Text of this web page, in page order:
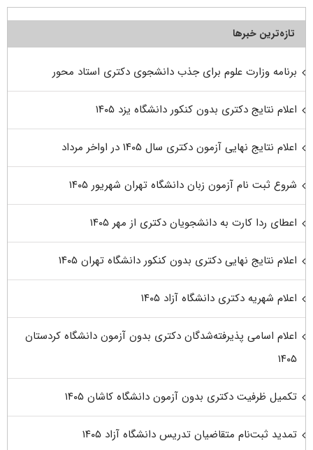
تازه‌ترین خبرها
برنامه وزارت علوم برای جذب دانشجوی دکتری استاد محور
اعلام نتایج دکتری بدون کنکور دانشگاه یزد ۱۴۰۵
اعلام نتایج نهایی آزمون دکتری سال ۱۴۰۵ در اواخر مرداد
شروع ثبت نام آزمون زبان دانشگاه تهران شهریور ۱۴۰۵
اعطای ردا کارت به دانشجویان دکتری از مهر ۱۴۰۵
اعلام نتایج نهایی دکتری بدون کنکور دانشگاه تهران ۱۴۰۵
اعلام شهریه دکتری دانشگاه آزاد ۱۴۰۵
اعلام اسامی پذیرفته‌شدگان دکتری بدون آزمون دانشگاه کردستان
۱۴۰۵
تکمیل ظرفیت دکتری بدون آزمون دانشگاه کاشان ۱۴۰۵
تمدید ثبت‌نام متقاضیان تدریس دانشگاه آزاد ۱۴۰۵